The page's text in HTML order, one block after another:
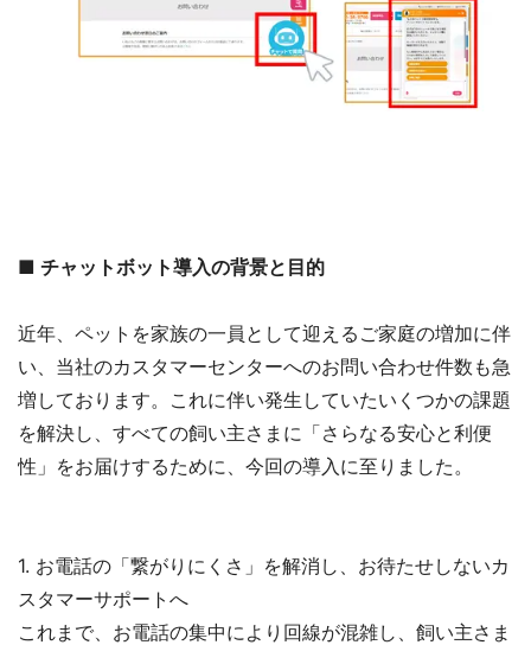
■ チャットボット導入の背景と目的
近年、ペットを家族の一員として迎えるご家庭の増加に伴
い、当社のカスタマーセンターへのお問い合わせ件数も急
増しております。これに伴い発生していたいくつかの課題
を解決し、すべての飼い主さまに「さらなる安心と利便
性」をお届けするために、今回の導入に至りました。
1. お電話の「繋がりにくさ」を解消し、お待たせしないカ
スタマーサポートへ
これまで、お電話の集中により回線が混雑し、飼い主さま